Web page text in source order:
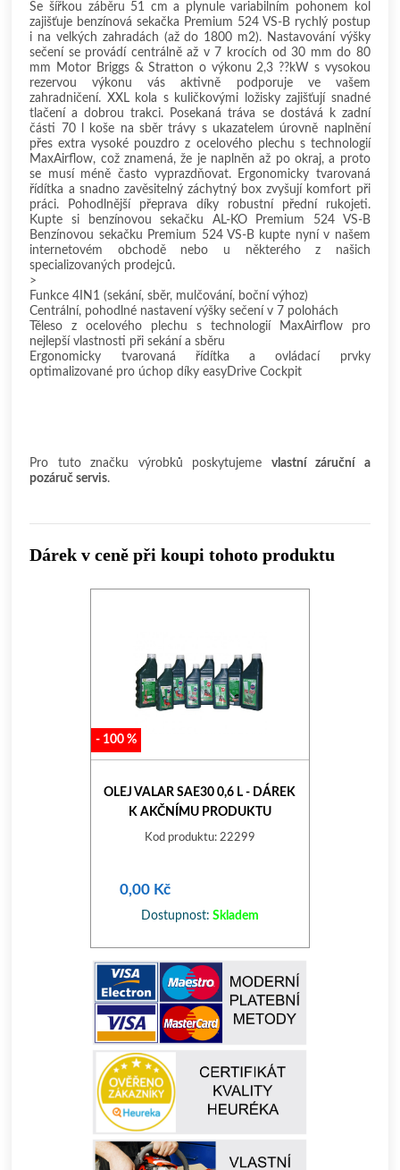
Se šířkou záběru 51 cm a plynule variabilním pohonem kol
zajišťuje benzínová sekačka Premium 524 VS-B rychlý postup
i na velkých zahradách (až do 1800 m2). Nastavování výšky
sečení se provádí centrálně až v 7 krocích od 30 mm do 80
mm Motor Briggs & Stratton o výkonu 2,3 ??kW s vysokou
rezervou výkonu vás aktivně podporuje ve vašem
zahradničení. XXL kola s kuličkovými ložisky zajišťují snadné
tlačení a dobrou trakci. Posekaná tráva se dostává k zadní
části 70 l koše na sběr trávy s ukazatelem úrovně naplnění
přes extra vysoké pouzdro z ocelového plechu s technologií
MaxAirflow, což znamená, že je naplněn až po okraj, a proto
se musí méně často vyprazdňovat. Ergonomicky tvarovaná
řídítka a snadno zavěsitelný záchytný box zvyšují komfort při
práci. Pohodlnější přeprava díky robustní přední rukojeti.
Kupte si benzínovou sekačku AL-KO Premium 524 VS-B
Benzínovou sekačku Premium 524 VS-B kupte nyní v našem
internetovém obchodě nebo u některého z našich
specializovaných prodejců.
>
Funkce 4IN1 (sekání, sběr, mulčování, boční výhoz)
Centrální, pohodlné nastavení výšky sečení v 7 polohách
Těleso z ocelového plechu s technologií MaxAirflow pro
nejlepší vlastnosti při sekání a sběru
Ergonomicky tvarovaná řídítka a ovládací prvky
optimalizované pro úchop díky easyDrive Cockpit
Pro tuto značku výrobků poskytujeme vlastní záruční a
pozáruč servis.
Dárek v ceně při koupi tohoto produktu
- 100 %
OLEJ VALAR SAE30 0,6 L - DÁREK
K AKČNÍMU PRODUKTU
Kod produktu: 22299
0,00 Kč
Dostupnost: Skladem